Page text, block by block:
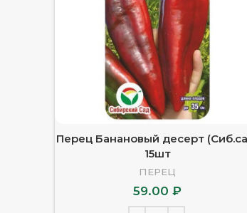
Перец Банановый десерт
15шт
ПЕРЕЦ
59.00₽